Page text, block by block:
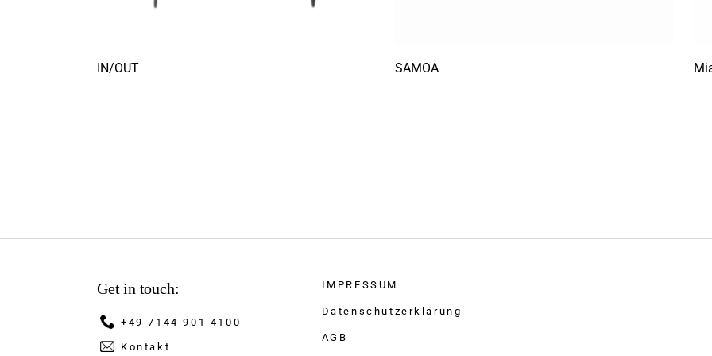
IN/OUT SAMOA
Get in touch:
+49 7144 901 4100
Kontakt
IMPRESSUM
Datenschutzerklärung
AGB